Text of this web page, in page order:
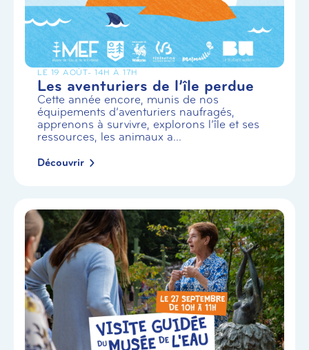
LE 19 AOÛT- 14H À 17H
Les aventuriers de l’île perdue
Cette année encore, munis de nos
équipements d’aventuriers naufragés,
apprenons à survivre, explorons l’île et ses
ressources, les animaux a...
Découvrir